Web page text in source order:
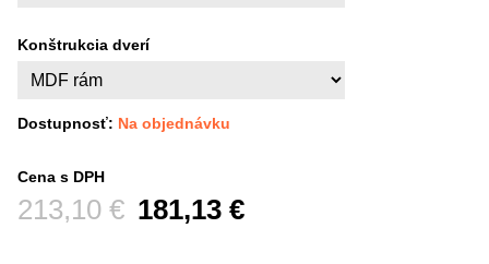
Konštrukcia dverí
Dostupnosť: Na objednávku
Cena s DPH
181,13 €
Pred zľavou:
213,10 €